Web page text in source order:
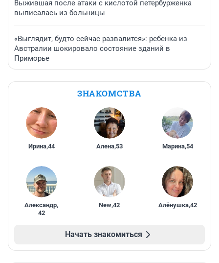
Выжившая после атаки с кислотой петербурженка
выписалась из больницы
«Выглядит, будто сейчас развалится»: ребенка из
Австралии шокировало состояние зданий в
Приморье
ЗНАКОМСТВА
Ирина,44 Алена,53 Марина,54
Александр,
42
New,42 Алёнушка,42
Начать знакомиться